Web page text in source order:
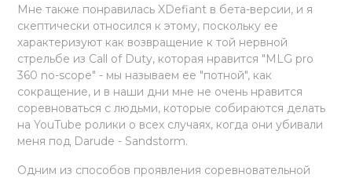
Мне также понравилась XDefiant в бета-версии, и я
скептически относился к этому, поскольку ее
характеризуют как возвращение к той нервной
стрельбе из Call of Duty, которая нравится "MLG pro
360 no-scope" - мы называем ее "потной", как
сокращение, и в наши дни мне не очень нравится
соревноваться с людьми, которые собираются делать
на YouTube ролики о всех случаях, когда они убивали
меня под Darude - Sandstorm.
Одним из способов проявления соревновательной